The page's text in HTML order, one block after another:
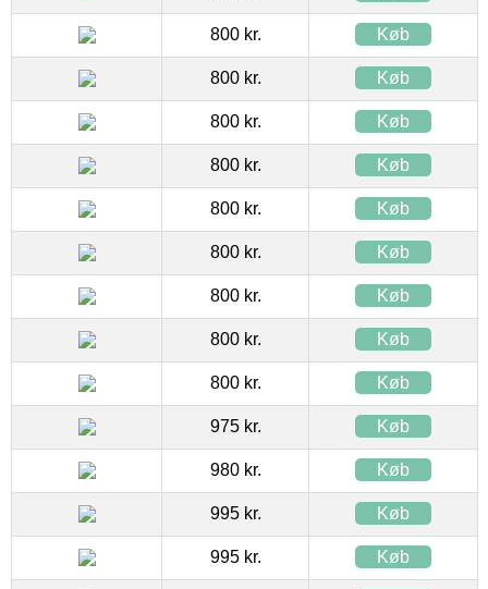
800 kr. Køb
800 kr. Køb
800 kr. Køb
800 kr. Køb
800 kr. Køb
800 kr. Køb
800 kr. Køb
800 kr. Køb
800 kr. Køb
975 kr. Køb
980 kr. Køb
995 kr. Køb
995 kr. Køb